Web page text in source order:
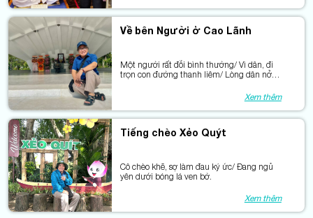
Về bên Người ở Cao Lãnh
Một người rất đỗi bình thường/ Vì dân, đi
trọn con đường thanh liêm/ Lòng dân nở
Xem thêm
Tiếng chèo Xẻo Quýt
Cô chèo khẽ, sợ làm đau ký ức/ Đang ngủ
yên dưới bóng lá ven bờ.
Xem thêm